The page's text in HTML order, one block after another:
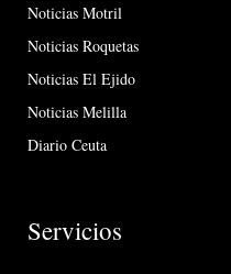
Noticias Motril
Noticias Roquetas
Noticias El Ejido
Noticias Melilla
Diario Ceuta
Servicios